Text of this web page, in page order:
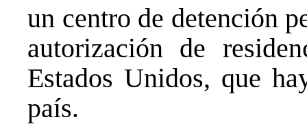
un centro de detención
autorización de
Estados Unidos, que
país.